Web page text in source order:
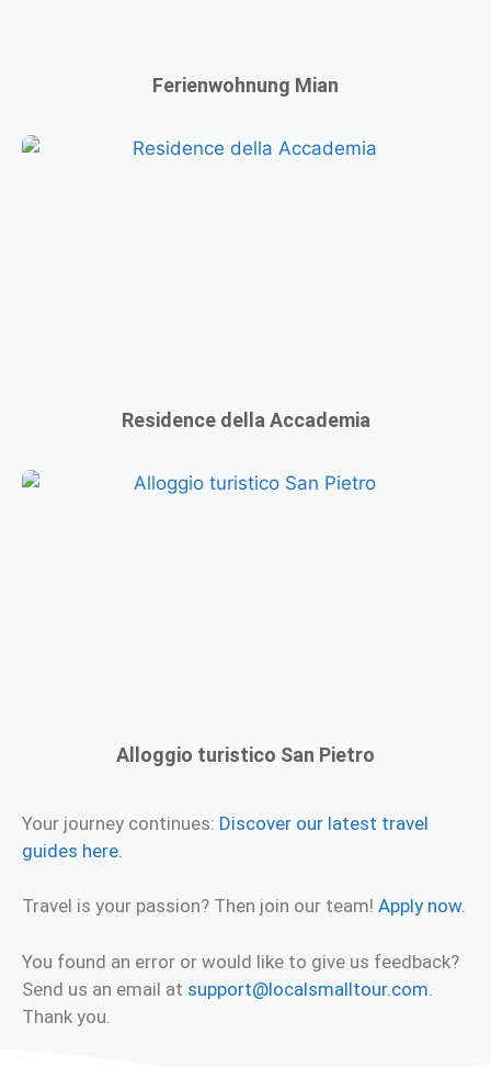
Ferienwohnung Mian
Residence della Accademia
Alloggio turistico San Pietro
Your journey continues: Discover our latest travel
guides here.
Travel is your passion? Then join our team! Apply now.
You found an error or would like to give us feedback?
Send us an email at support@localsmalltour.com
Thank you.